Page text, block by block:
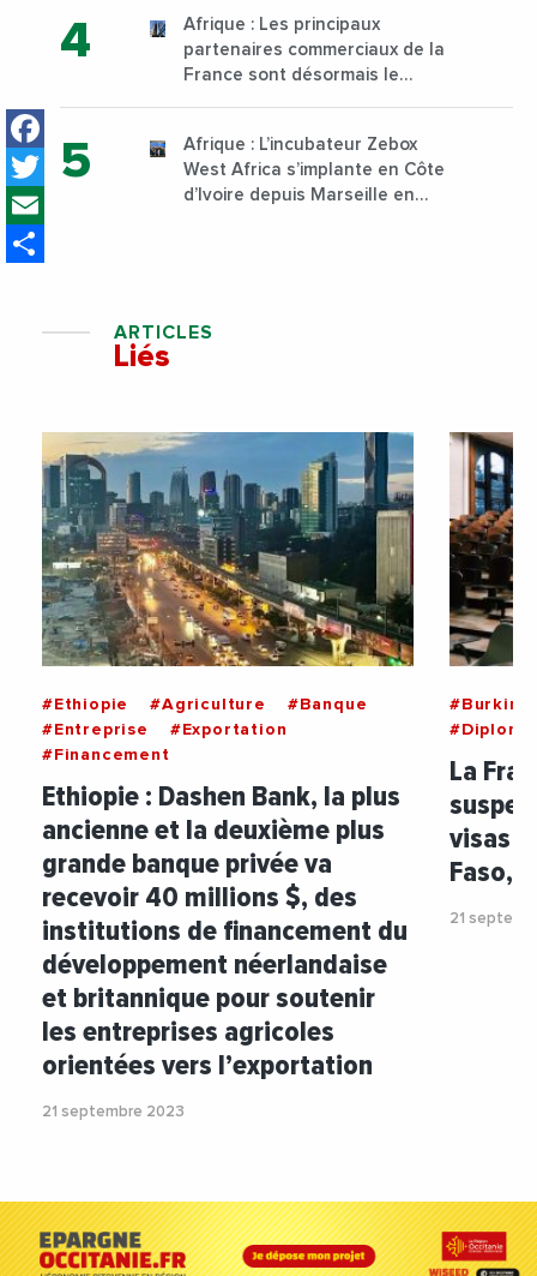
Facebook
Twitter
sur son campus de Karen à
Nairobi dès janvier 2023
Afrique : Les principaux
partenaires commerciaux de la
France sont désormais le
Afrique : L’incubateur Zebox
West Africa s’implante en Côte
d’Ivoire depuis Marseille en
ARTICLES
Liés
#Ethiopie #Agriculture
#Banque
#Entreprise
#Exportation
#Financement
Ethiopie : Dashen Bank, la plus
ancienne et la deuxième plus
grande banque privée va
recevoir 40 millions $, des
institutions de financement du
développement néerlandaise
et britannique pour soutenir
les entreprises agricoles
orientées vers l’exportation
21 septembre 2023
La
visas
Faso,
21